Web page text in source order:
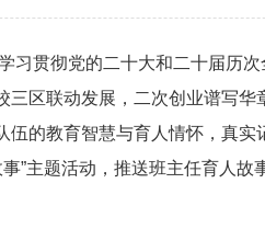
习贯彻党的二十大和二十届历
三区联动发展，二次创业谱写
伍的教育智慧与育人情怀，真
”主题活动，推送班主任育人故